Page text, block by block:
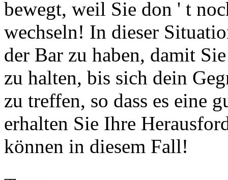
bewegt, weil Sie don ' t
wechseln! In dieser
der Bar zu haben, damit
zu halten, bis sich dein
zu treffen, so dass es eine
erhalten Sie Ihre
können in diesem Fall!